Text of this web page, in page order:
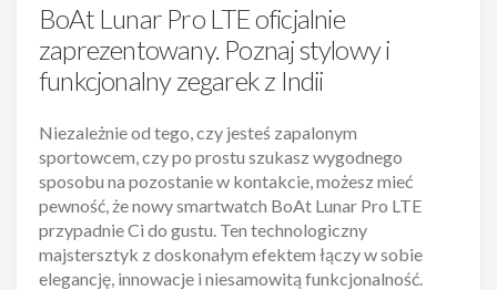
BoAt Lunar Pro LTE oficjalnie
zaprezentowany. Poznaj stylowy i
funkcjonalny zegarek z Indii
Niezależnie od tego, czy jesteś zapalonym
sportowcem, czy po prostu szukasz wygodnego
sposobu na pozostanie w kontakcie, możesz mieć
pewność, że nowy smartwatch BoAt Lunar Pro LTE
przypadnie Ci do gustu. Ten technologiczny
majstersztyk z doskonałym efektem łączy w sobie
elegancję, innowacje i niesamowitą funkcjonalność.